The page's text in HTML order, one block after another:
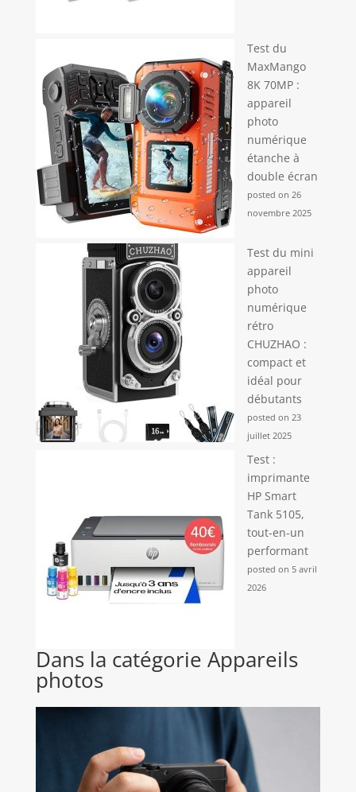
Test du
MaxMango
8K 70MP :
appareil
photo
numérique
étanche à
double écran
posted on 26
novembre 2025
Test du mini
appareil
photo
numérique
rétro
CHUZHAO :
compact et
idéal pour
débutants
posted on 23
juillet 2025
Test :
imprimante
HP Smart
Tank 5105,
tout-en-un
performant
posted on 5 avril
2026
Dans la catégorie Appareils
photos